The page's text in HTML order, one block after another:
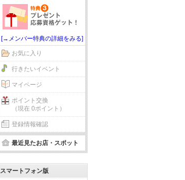
[→メンバー特典の詳細をみる]
お気に入り
行きたいイベント
マイページ
ポイント交換
（現在 0ポイント）
登録情報確認
最近見たお店・スポット
スマートフォン版